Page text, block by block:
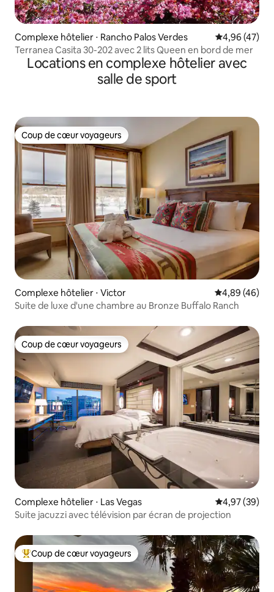
Complexe hôtelier ⋅ Rancho Palos Verdes Évaluation
4,96 (47)
Terranea Casita 30-202 avec 2 lits Queen en bord de mer
Locations en complexe hôtelier avec
salle de sport
Coup de cœur voyageurs
Coup de cœur voyageurs
Complexe hôtelier ⋅ Victor Évaluation
4,89 (46)
Suite de luxe d'une chambre au Bronze Buffalo Ranch
Coup de cœur voyageurs
Coup de cœur voyageurs
Complexe hôtelier ⋅ Las Vegas Évaluation
4,97 (39)
Suite jacuzzi avec télévision par écran de projection
Coups de cœur voyageurs les plus appréciés
Coup de cœur voyageurs